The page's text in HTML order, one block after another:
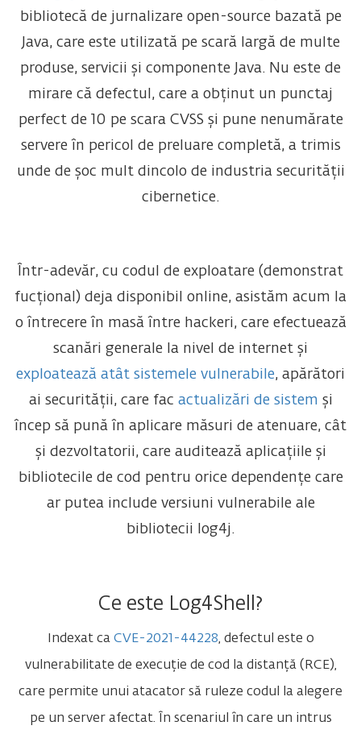
bibliotecă de jurnalizare open-source bazată pe
Java, care este utilizată pe scară largă de multe
produse, servicii și componente Java. Nu este de
mirare că defectul, care a obținut un punctaj
perfect de 10 pe scara CVSS și pune nenumărate
servere în pericol de preluare completă, a trimis
unde de șoc mult dincolo de industria securității
cibernetice.
Într-adevăr, cu codul de exploatare (demonstrat
fucțional) deja disponibil online, asistăm acum la
o întrecere în masă între hackeri, care efectuează
scanări generale la nivel de internet și
exploatează atât sistemele vulnerabile, apărători
ai securității, care fac actualizări de sistem și
încep să pună în aplicare măsuri de atenuare, cât
și dezvoltatorii, care auditează aplicațiile și
bibliotecile de cod pentru orice dependențe care
ar putea include versiuni vulnerabile ale
bibliotecii log4j.
Ce este Log4Shell?
Indexat ca CVE-2021-44228, defectul este o
vulnerabilitate de execuție de cod la distanță (RCE),
care permite unui atacator să ruleze codul la alegere
pe un server afectat. În scenariul în care un intrus